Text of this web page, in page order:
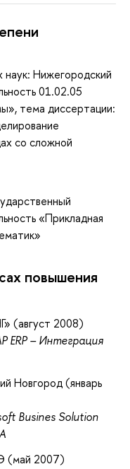
Нижегородский
01.02.05
тема диссертации:
со сложной
«Прикладная
повышения
(август 2008)
ERP – Интеграция
Новгород (январь
Busines Solution
(май 2007)